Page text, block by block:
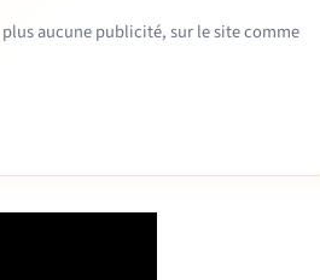
plus aucune publicité, sur le site comme